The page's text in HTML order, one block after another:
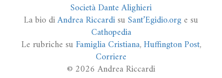
Società Dante Alighieri
La bio diAndrea RiccardisuSant’Egidio.orge su
Cathopedia
Le rubriche suFamiglia Cristiana,Huffington Post,
Corriere
© 2026 Andrea Riccardi